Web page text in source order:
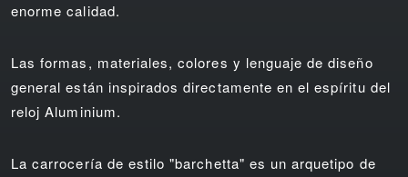
enorme calidad.
Las formas, materiales, colores y lenguaje de diseño
general están inspirados directamente en el espíritu del
reloj Aluminium.
La carrocería de estilo "barchetta" es un arquetipo de